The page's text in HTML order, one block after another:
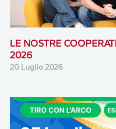
LE NOSTRE
2026
20 Luglio 2026